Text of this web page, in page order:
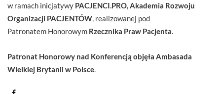
w ramach inicjatywy PACJENCI.PRO, Akademia Rozwoju
Organizacji PACJENTÓW , realizowanej pod
Patronatem Honorowym Rzecznika Praw Pacjenta
Patronat Honorowy nad Konferencją objęła Ambasada
Wielkiej Brytanii w Polsce